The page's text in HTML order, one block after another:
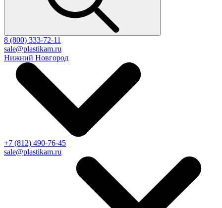
8 (800) 333-72-11
sale@plastikam.ru
Нижний Новгород
+7 (812) 490-76-45
sale@plastikam.ru